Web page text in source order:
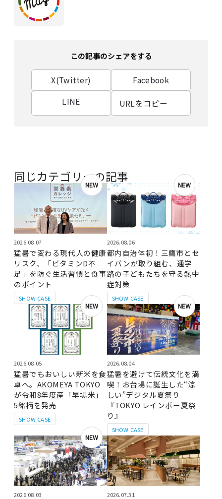
この記事のシェアをする
X(Twitter)
Facebook
LINE
URLをコピー
同じカテゴリーの記事
NEW
SHOW CASE
2026.08.07
猛暑で変わる現代人の健康
リスク、「ビタミンD不
足」を防ぐ生活習慣と食事
のポイント
NEW
SHOW CASE
2026.08.06
都内自治体初！三鷹市とセ
イバンが取り組む、通学
路の子どもたちを守る熱中
症対策
NEW
SHOW CASE
2026.08.05
猛暑でもおいしい新米を食
卓へ。AKOMEYA TOKYO
が令和8年度産「早場米」
5銘柄を発売
NEW
SHOW CASE
2026.08.04
猛暑を避けて伝統文化を満
喫！お台場に誕生した“涼
しい”デジタル夏祭り
『TOKYO レインボー夏祭
り』
NEW
2026.08.03 2026.07.31